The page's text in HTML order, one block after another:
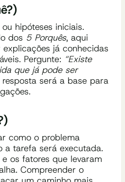
hipóteses iniciais.
dos 5 Porquês, aqui
já conhecidas
Pergunte: “Existe
que já pode ser
resposta será a base para
como o problema
a tarefa será executada.
os fatores que levaram
Compreender o